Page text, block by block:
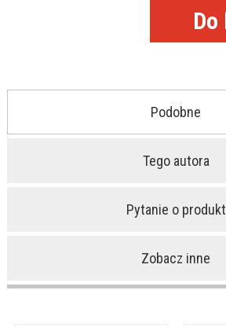
Podobne
Tego autora
Pytanie o produkt
Zobacz inne